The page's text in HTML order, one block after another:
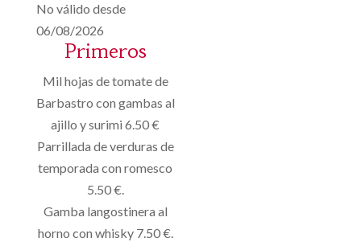
No válido desde
06/08/2026
Primeros
Mil hojas de tomate de
Barbastro con gambas al
ajillo y surimi 6.50 €
Parrillada de verduras de
temporada con romesco
5.50 €.
Gamba langostinera al
horno con whisky 7.50 €.